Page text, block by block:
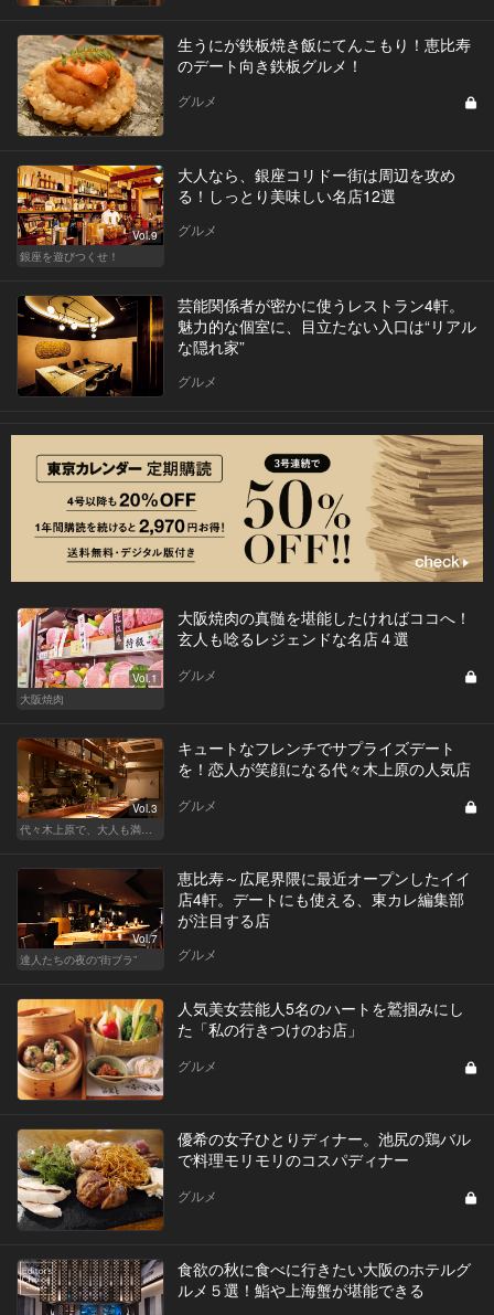
生うにが鉄板焼き飯にてんこもり！恵比寿
のデート向き鉄板グルメ！
グルメ
Vol.9
銀座を遊びつくせ！
大人なら、銀座コリドー街は周辺を攻め
る！しっとり美味しい名店12選
グルメ
芸能関係者が密かに使うレストラン4軒。
魅力的な個室に、目立たない入口は“リアル
な隠れ家”
グルメ
Vol.1
大阪焼肉
大阪焼肉の真髄を堪能したければココへ！
玄人も唸るレジェンドな名店４選
グルメ
Vol.3
代々木上原で、大人も満足な“映える”デート
キュートなフレンチでサプライズデート
を！恋人が笑顔になる代々木上原の人気店
グルメ
Vol.7
達人たちの夜の“街ブラ”
恵比寿～広尾界隈に最近オープンしたイイ
店4軒。デートにも使える、東カレ編集部
が注目する店
グルメ
人気美女芸能人5名のハートを鷲掴みにし
た「私の行きつけのお店」
グルメ
優希の女子ひとりディナー。池尻の鶏バル
で料理モリモリのコスパディナー
グルメ
食欲の秋に食べに行きたい大阪のホテルグ
ルメ５選！鮨や上海蟹が堪能できる